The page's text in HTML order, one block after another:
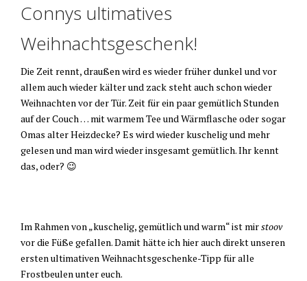
Connys ultimatives
Weihnachtsgeschenk!
Die Zeit rennt, draußen wird es wieder früher dunkel und vor
allem auch wieder kälter und zack steht auch schon wieder
Weihnachten vor der Tür. Zeit für ein paar gemütlich Stunden
auf der Couch … mit warmem Tee und Wärmflasche oder sogar
Omas alter Heizdecke? Es wird wieder kuschelig und mehr
gelesen und man wird wieder insgesamt gemütlich. Ihr kennt
das, oder? 😉
Im Rahmen von „kuschelig, gemütlich und warm“ ist mirstoov
vor die Füße gefallen. Damit hätte ich hier auch direkt unseren
ersten ultimativen Weihnachtsgeschenke-Tipp für alle
Frostbeulen unter euch.